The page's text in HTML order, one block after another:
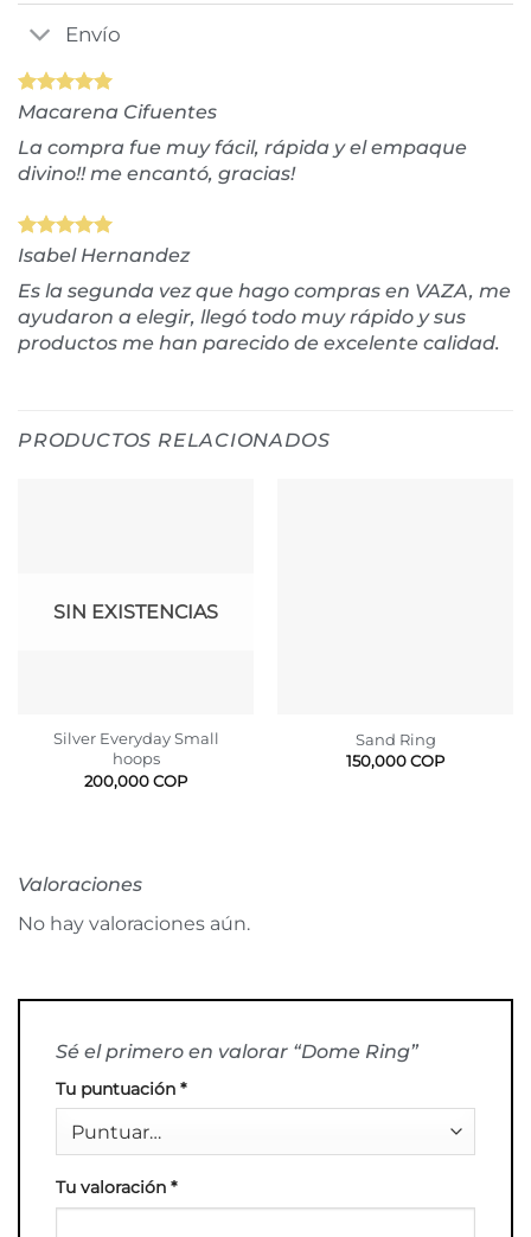
Envío
Macarena Cifuentes
La compra fue muy fácil, rápida y el empaque
divino!! me encantó, gracias!
Isabel Hernandez
Es la segunda vez que hago compras en VAZA, me
ayudaron a elegir, llegó todo muy rápido y sus
productos me han parecido de excelente calidad.
PRODUCTOS RELACIONADOS
SIN EXISTENCIAS
Silver Everyday Small
hoops
200,000COP
Sand Ring
150,000COP
Valoraciones
No hay valoraciones aún.
Sé el primero en valorar “Dome Ring”
Tu puntuación *
Tu valoración *